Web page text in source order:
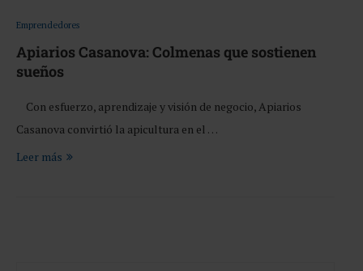
Emprendedores
Apiarios Casanova: Colmenas que sostienen
sueños
Con esfuerzo, aprendizaje y visión de negocio, Apiarios
Casanova convirtió la apicultura en el …
Leer más